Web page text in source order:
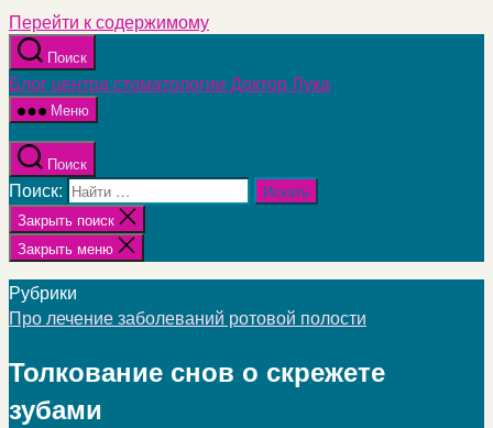
Перейти к содержимому
Поиск
Блог центра стоматологии Доктор Лука
Меню
Поиск
Поиск:
Закрыть поиск
Закрыть меню
Рубрики
Про лечение заболеваний ротовой полости
Толкование снов о скрежете
зубами